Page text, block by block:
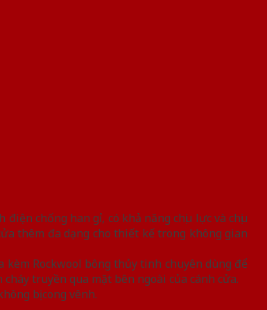
chống han gỉ, có khả năng chịu lực và chịu
thêm đa dạng cho thiết kế trong không gian
Rockwool bông thủy tinh chuyên dùng để
truyền qua mặt bên ngoài của cánh cửa.
bị cong vênh.